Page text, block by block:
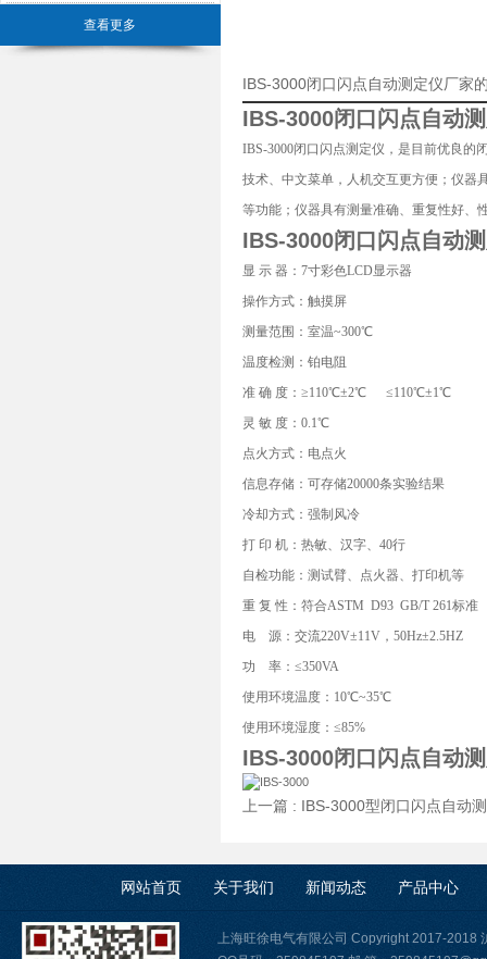
查看更多
IBS-3000闭口闪点自动测定仪厂家
IBS-3000闭口闪点自动
IBS-3000闭口闪点测定仪，是目前优良的
技术、中文菜单，人机交互更方便；仪器
等功能；仪器具有测量准确、重复性好、
IBS-3000闭口闪点自动
显 示 器：7寸彩色LCD显示器
操作方式：触摸屏
测量范围：室温~300℃
温度检测：铂电阻
准 确 度：≥110℃±2℃ ≤110℃±1℃
灵 敏 度：0.1℃
点火方式：电点火
信息存储：可存储20000条实验结果
冷却方式：强制风冷
打 印 机：热敏、汉字、40行
自检功能：测试臂、点火器、打印机等
重 复 性：符合ASTM D93 GB/T 261标准
电 源：交流220V±11V，50Hz±2.5HZ
功 率：≤350VA
使用环境温度：10℃~35℃
使用环境湿度：≤85%
IBS-3000闭口闪点自动
上一篇 : IBS-3000型闭口闪点自动
网站首页 关于我们 新闻动态 产品中心
上海旺徐电气有限公司 Copyright 2017-2018